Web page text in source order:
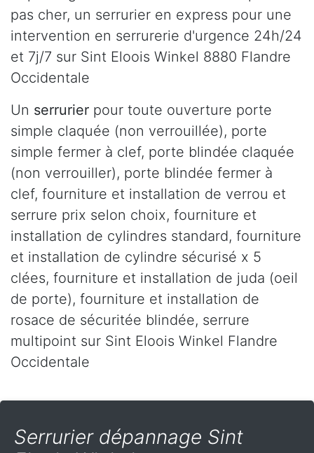
pas cher, un serrurier en express pour une
intervention en serrurerie d'urgence 24h/24
et 7j/7 sur Sint Eloois Winkel 8880 Flandre
Occidentale
Un serrurier pour toute ouverture porte
simple claquée (non verrouillée), porte
simple fermer à clef, porte blindée claquée
(non verrouiller), porte blindée fermer à
clef, fourniture et installation de verrou et
serrure prix selon choix, fourniture et
installation de cylindres standard, fourniture
et installation de cylindre sécurisé x 5
clées, fourniture et installation de juda (oeil
de porte), fourniture et installation de
rosace de sécuritée blindée, serrure
multipoint sur Sint Eloois Winkel Flandre
Occidentale
Serrurier dépannage Sint